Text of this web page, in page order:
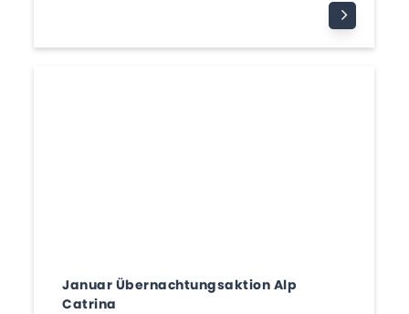
Januar Übernachtungsaktion Alp
Catrina